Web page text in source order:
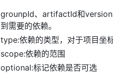
grounpId、artifactId和version:
到需要的依赖。
type:依赖的类型，对于项目坐
scope:依赖的范围
optional:标记依赖是否可选